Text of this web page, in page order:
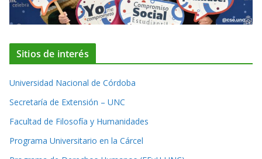
Sitios de interés
Universidad Nacional de Córdoba
Secretaría de Extensión – UNC
Facultad de Filosofía y Humanidades
Programa Universitario en la Cárcel